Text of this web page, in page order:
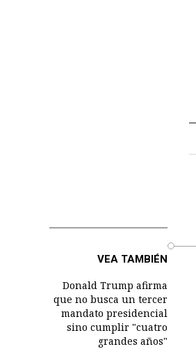
VEA TAMBIÉN
Donald Trump afirma
que no busca un tercer
mandato presidencial
sino cumplir "cuatro
grandes años"